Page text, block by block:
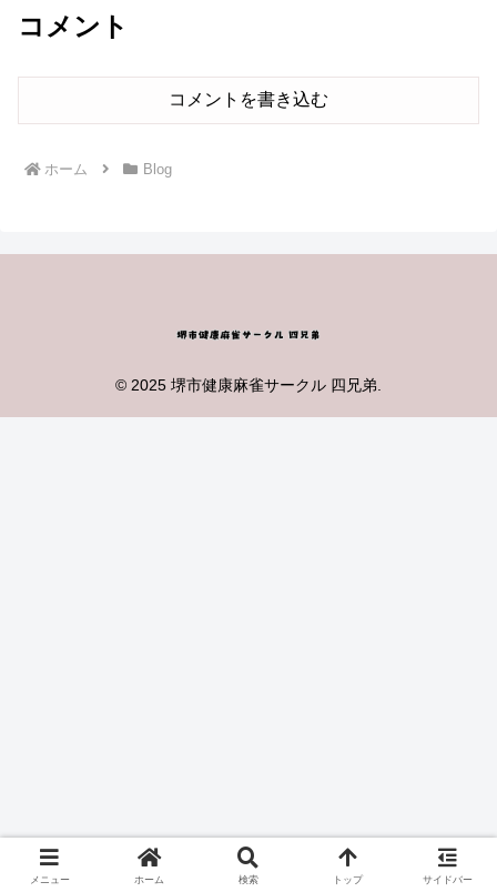
コメント
コメントを書き込む
ホーム Blog
© 2025 堺市健康麻雀サークル 四兄弟.
メニュー ホーム 検索 トップ サイドバー